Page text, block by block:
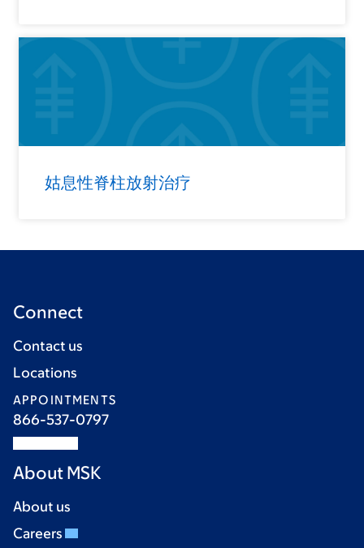
姑息性脊柱放射治疗
Connect
Contact us
Locations
APPOINTMENTS
866-537-0797
About MSK
About us
Careers